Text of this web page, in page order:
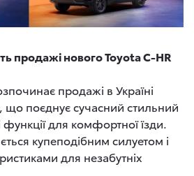
продажі нового Toyota C-HR
продажі в Україні
що поєднує сучасний стильний
функції для комфортної їзди.
купеподібним силуетом і
для незабутніх